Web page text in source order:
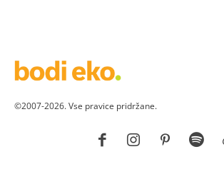
©2007-2026. Vse pravice pridržane.